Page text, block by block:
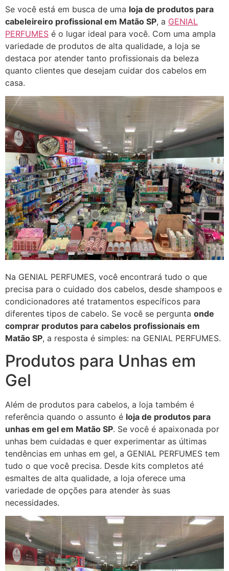
Se você está em busca de uma loja de produtos para
cabeleireiro profissional em Matão SP, a GENIAL
PERFUMES é o lugar ideal para você. Com uma ampla
variedade de produtos de alta qualidade, a loja se
destaca por atender tanto profissionais da beleza
quanto clientes que desejam cuidar dos cabelos em
casa.
Na GENIAL PERFUMES, você encontrará tudo o que
precisa para o cuidado dos cabelos, desde shampoos e
condicionadores até tratamentos específicos para
diferentes tipos de cabelo. Se você se pergunta onde
comprar produtos para cabelos profissionais em
Matão SP, a resposta é simples: na GENIAL PERFUMES.
Produtos para Unhas em
Gel
Além de produtos para cabelos, a loja também é
referência quando o assunto é loja de produtos para
unhas em gel em Matão SP. Se você é apaixonada por
unhas bem cuidadas e quer experimentar as últimas
tendências em unhas em gel, a GENIAL PERFUMES tem
tudo o que você precisa. Desde kits completos até
esmaltes de alta qualidade, a loja oferece uma
variedade de opções para atender às suas
necessidades.